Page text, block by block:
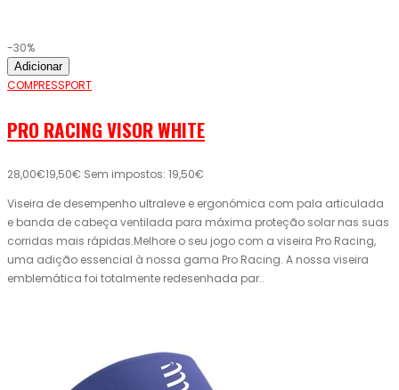
-30%
Adicionar
COMPRESSPORT
PRO RACING VISOR WHITE
28,00€19,50€ Sem impostos: 19,50€
Viseira de desempenho ultraleve e ergonómica com pala articulada
e banda de cabeça ventilada para máxima proteção solar nas suas
corridas mais rápidas.Melhore o seu jogo com a viseira Pro Racing,
uma adição essencial à nossa gama Pro Racing. A nossa viseira
emblemática foi totalmente redesenhada par..